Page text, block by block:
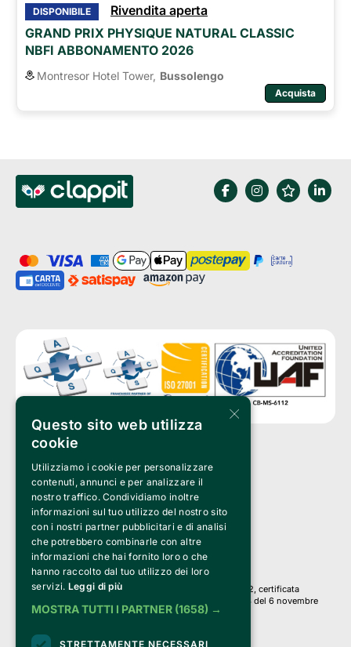
DISPONIBILE
Rivendita aperta
GRAND PRIX PHYSIQUE NATURAL CLASSIC
NBFI ABBONAMENTO 2026
Montresor Hotel Tower, Bussolengo
Acquista
Clappit è un marchio di proprietà di:
Bemils Srl
a Socio Unico
Via Fosse Ardeatine, 4 -20092 Cinisello Balsamo (MI)
PI 05589050961
Iscr. C.C.I.A.A. Milano R.E.A. 1833471
© 2010-2025 Bemils Srl - Tutti i diritti riservati
Credits:
Clappit è basato sulla piattaforma di biglietteria Belive 6.2, certificata
dall’Agenzia delle Entrate con protocollo n. 2025/445474 del 6 novembre
2025.
sono sicuri e protetti da un certificato SSL
×
Questo sito web utilizza
cookie
Utilizziamo i cookie per personalizzare
contenuti, annunci e per analizzare il
nostro traffico. Condividiamo inoltre
informazioni sul tuo utilizzo del nostro sito
con i nostri partner pubblicitari e di analisi
che potrebbero combinarle con altre
informazioni che hai fornito loro o che
hanno raccolto dal tuo utilizzo dei loro
servizi. Leggi di più
MOSTRA TUTTI I PARTNER (1658) →
STRETTAMENTE NECESSARI